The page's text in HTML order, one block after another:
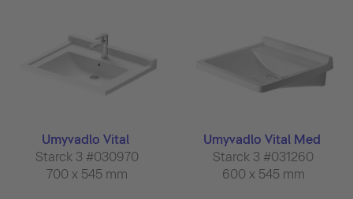
Umyvadlo Vital
Starck 3 #030970
700 x 545 mm
Umyvadlo Vital Med
Starck 3 #031260
600 x 545 mm